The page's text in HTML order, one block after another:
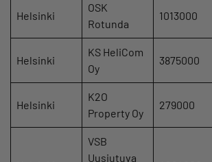
Helsinki
OSK
Rotunda
1013000
Helsinki
KS HeliCom
Oy
3875000
Helsinki
K2O
Property Oy
279000
VSB
Uusiutuva